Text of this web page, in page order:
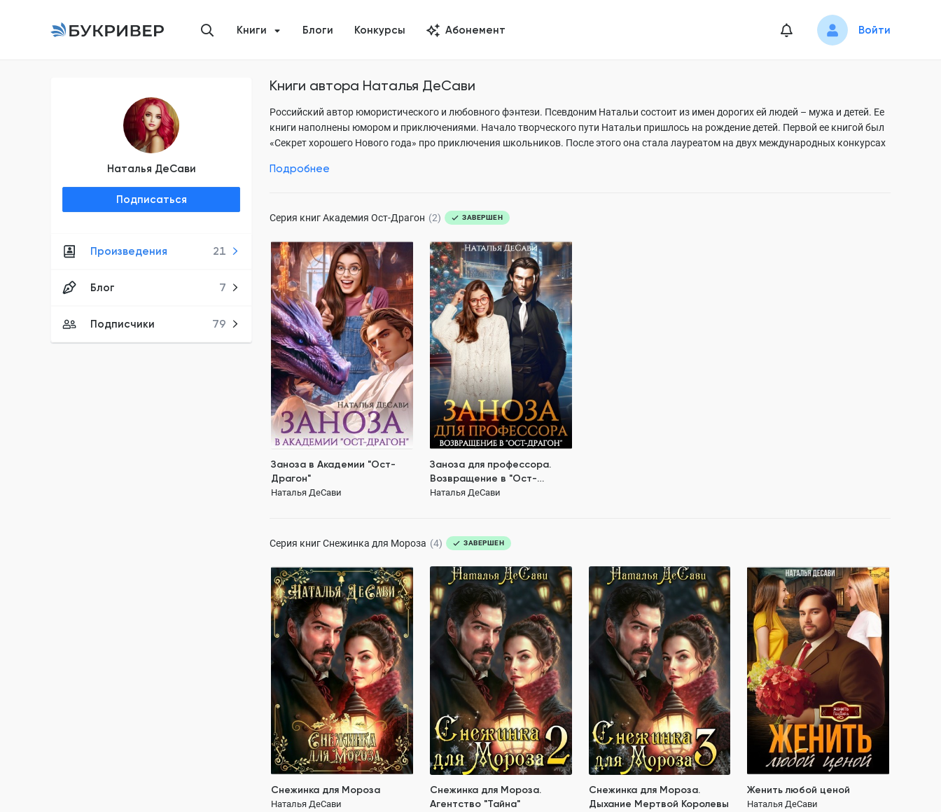
Книги Блоги Конкурсы Абонемент Войти
Наталья ДеСави
Подписаться
Произведения 21
Блог 7
Подписчики 79
Книги автора Наталья ДеСави
Российский автор юмористического и любовного фэнтези. Псевдоним Натальи состоит из имен дорогих ей людей – мужа и детей. Ее
книги наполнены юмором и приключениями. Начало творческого пути Натальи пришлось на рождение детей. Первой ее книгой был
«Секрет хорошего Нового года» про приключения школьников. После этого она стала лауреатом на двух международных конкурсах
книга из цикла «Муза»: «Муза для ректора или Рабыня из Аура». Новогодняя история «Загадала так загадала» так же нашла любовь
Подробнее
Серия книгАкадемия Ост-Драгон (2) ЗАВЕРШЕН
Заноза в Академии "Ост-
Драгон"
Наталья ДеСави
Заноза в Академии "Ост-
Драгон"
Наталья ДеСави
ПОЛНОСТЬЮ
356.7K
попаданка драконы
академия магии
189 ₽
Заноза для профессора.
Возвращение в "Ост-
Драгон"
Наталья ДеСави
Заноза для профессора.
Возвращение в "Ост-
Драгон"
Наталья ДеСави
ПОЛНОСТЬЮ
370.5K
магическая академия
Попаданцы академия магии
академия драконов
189 ₽
Серия книгСнежинка для Мороза (4) ЗАВЕРШЕН
Снежинка для Мороза
Наталья ДеСави
Снежинка для Мороза
Наталья ДеСави
ПОЛНОСТЬЮ
106.6K
разница в возрасте
неунывающая героиня
зимняя сказка
Снежинка для Мороза.
Агентство "Тайна"
Снежинка для Мороза.
Агентство "Тайна"
Наталья ДеСави
ПОЛНОСТЬЮ
111.7K
противостояние героев
зимняя романтика магдетектив
Снежинка для Мороза.
Дыхание Мертвой Королевы
Снежинка для Мороза.
Дыхание Мертвой Королевы
Наталья ДеСави
ПОЛНОСТЬЮ
113.8K
противостояние героев
неунывающая героиня
магический детектив
Женить любой ценой
Наталья ДеСави
Женить любой ценой
Наталья ДеСави
ПОЛНОСТЬЮ
126.3K
магический детектив
соперницы
139 ₽